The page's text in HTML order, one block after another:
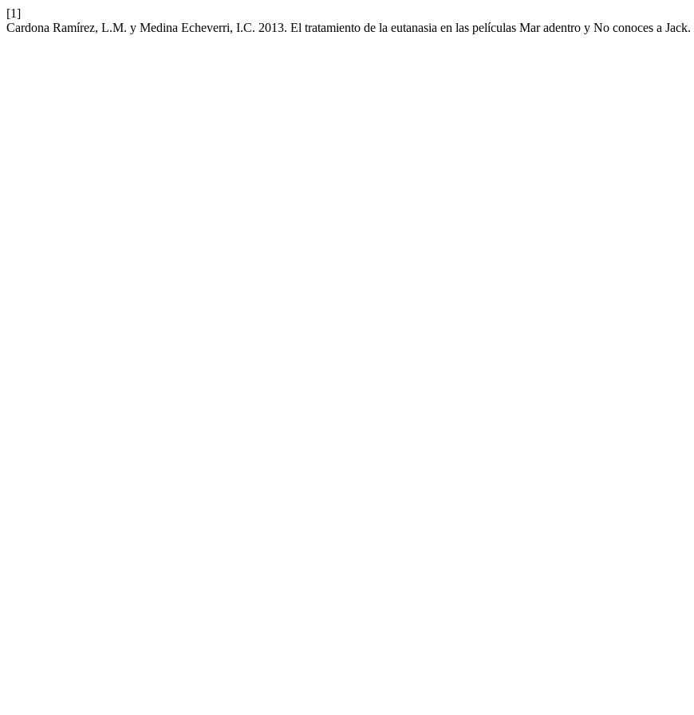
[1]
Cardona Ramírez, L.M. y Medina Echeverri, I.C. 2013. El tratamiento de la eutanasia en las películas Mar adentro y No conoces a Jack.